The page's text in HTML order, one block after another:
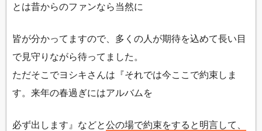
とは昔からのファンなら当然に
皆が分かってますので、多くの人が期待を込めて長い目
で見守りながら待ってました。
ただそこでヨシキさんは『それでは今ここで約束しま
す。来年の春過ぎにはアルバムを
必ず出します』などと公の場で約束をすると明言して、